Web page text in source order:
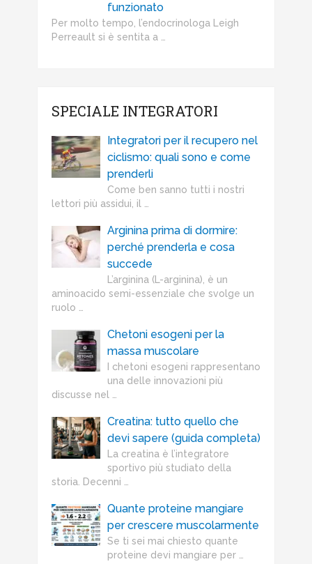
funzionato
Per molto tempo, l’endocrinologa Leigh
Perreault si è sentita a …
SPECIALE INTEGRATORI
Integratori per il recupero nel
ciclismo: quali sono e come
prenderli
Come ben sanno tutti i nostri
lettori più assidui, il …
Arginina prima di dormire:
perché prenderla e cosa
succede
L’arginina (L-arginina), è un
aminoacido semi-essenziale che svolge un
ruolo …
Chetoni esogeni per la
massa muscolare
I chetoni esogeni rappresentano
una delle innovazioni più
discusse nel …
Creatina: tutto quello che
devi sapere (guida completa)
La creatina è l’integratore
sportivo più studiato della
storia. Decenni …
Quante proteine mangiare
per crescere muscolarmente
Se ti sei mai chiesto quante
proteine devi mangiare per …